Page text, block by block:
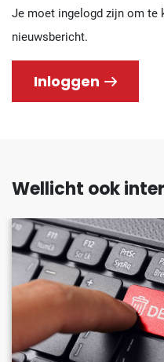
Je moet ingelogd zijn om te
nieuwsbericht.
Inloggen
Wellicht ook